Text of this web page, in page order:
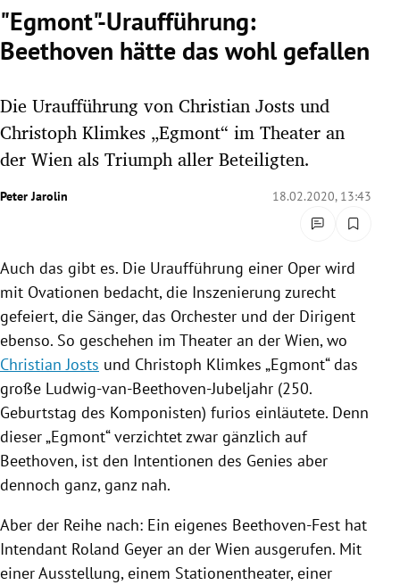
Untermenü
Untermenü
Untermenü
Untermenü
Untermenü
Untermenü
"Egmont"-Uraufführung:
Beethoven hätte das wohl gefallen
Die Uraufführung von Christian Josts und
Christoph Klimkes „Egmont“ im Theater an
der Wien als Triumph aller Beteiligten.
Peter Jarolin 18.02.2020, 13:43
Auch das gibt es. Die Uraufführung einer Oper wird
mit Ovationen bedacht, die Inszenierung zurecht
gefeiert, die Sänger, das Orchester und der Dirigent
ebenso. So geschehen im Theater an der Wien, wo
Christian Josts und Christoph Klimkes „Egmont“ das
große Ludwig-van-Beethoven-Jubeljahr (250.
Geburtstag des Komponisten) furios einläutete. Denn
dieser „Egmont“ verzichtet zwar gänzlich auf
Beethoven, ist den Intentionen des Genies aber
dennoch ganz, ganz nah.
Aber der Reihe nach: Ein eigenes Beethoven-Fest hat
Intendant Roland Geyer an der Wien ausgerufen. Mit
einer Ausstellung, einem Stationentheater, einer